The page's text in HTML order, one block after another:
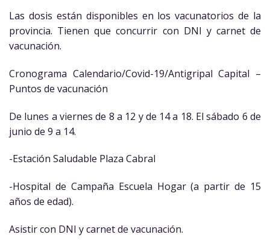
Las dosis están disponibles en los vacunatorios de la
provincia. Tienen que concurrir con DNI y carnet de
vacunación.
Cronograma Calendario/Covid-19/Antigripal Capital –
Puntos de vacunación
De lunes a viernes de 8 a 12 y de 14 a 18. El sábado 6 de
junio de 9 a 14.
-Estación Saludable Plaza Cabral
-Hospital de Campaña Escuela Hogar (a partir de 15
años de edad).
Asistir con DNI y carnet de vacunación.